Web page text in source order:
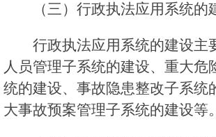
（三）行政执法应用系统的
行政执法应用系统的建设主
人员管理子系统的建设、重大危
统的建设、事故隐患整改子系统
大事故预案管理子系统的建设等。